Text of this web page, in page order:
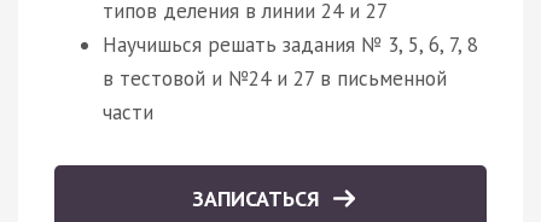
типов деления в линии 24 и 27
Научишься решать задания № 3, 5, 6, 7, 8
в тестовой и №24 и 27 в письменной
части
ЗАПИСАТЬСЯ